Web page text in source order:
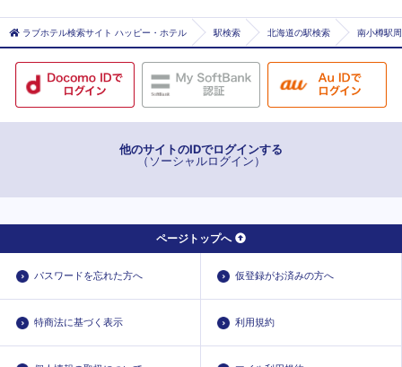
札幌市札幌市手稲区
石狩市
ラブホテル検索サイト ハッピー・ホテル 駅検索 北海道の駅検索 南小樽駅
他のサイトのIDでログインする
（ソーシャルログイン）
ページトップへ
パスワードを忘れた方へ 仮登録がお済みの方へ
特商法に基づく表示 利用規約